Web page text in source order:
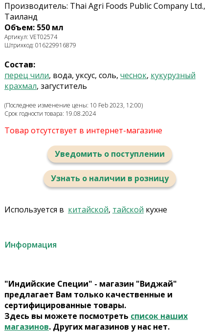
Производитель: Thai Agri Foods Public Company Ltd.,
Таиланд
Объем: 550 мл
Артикул: VET02574
Штрихкод: 016229916879
Состав:
перец чили, вода, уксус, соль, чеснок, кукурузный
крахмал, загуститель
(Последнее изменение цены: 10 Feb 2023, 12:00)
Срок годности товара: 19.08.2024
Товар отсутствует в интернет-магазине
Уведомить о поступлении
Узнать о наличии в розницу
Используется в китайской, тайской кухне
Информация
"Индийские Специи" - магазин "Виджай"
предлагает Вам только качественные и
сертифицированные товары.
Здесь вы можете посмотреть список наших
магазинов. Других магазинов у нас нет.